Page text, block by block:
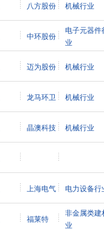
八方股份 机械行业
中环股份
电子元器件
业
迈为股份 机械行业
龙马环卫 机械行业
晶澳科技 机械行业
上海电气 电力设备行
福莱特
非金属类建
业